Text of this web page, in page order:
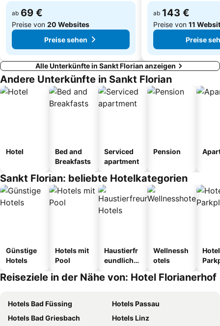
ab 69 €
Preise von 20 Websites
Preise sehen
ab 143 €
Preise von 11
Preise
Alle Unterkünfte in Sankt Florian anzeigen
Andere Unterkünfte in Sankt Florian
Hotel
Bed and
Breakfasts
Serviced
apartment
Pension
Sankt Florian: beliebte Hotelkategorien
Günstige
Hotels
Hotels mit
Pool
Haustierfr
eundliche
Wellnessh
otels
Reiseziele in der Nähe von: Hotel Florianerhof
Hotels Bad Füssing
Hotels Passau
Hotels Bad Griesbach
Hotels Linz